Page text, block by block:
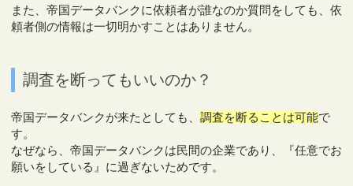
また、帝国データバンクに依頼者が誰なのか質問をしても、依
頼者側の情報は一切明かすことはありません。
調査を断ってもいいのか？
帝国データバンクが来たとしても、 調査を断ることは可能で
す。
なぜなら、帝国データバンクは民間の企業であり、『任意でお
願いをしている』に過ぎないためです。